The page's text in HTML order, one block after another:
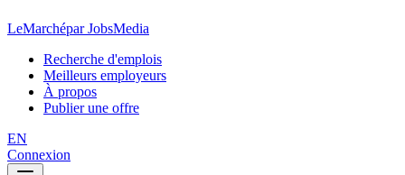
LeMarchépar JobsMedia
Recherche d'emplois
Meilleurs employeurs
À propos
Publier une offre
EN
Connexion